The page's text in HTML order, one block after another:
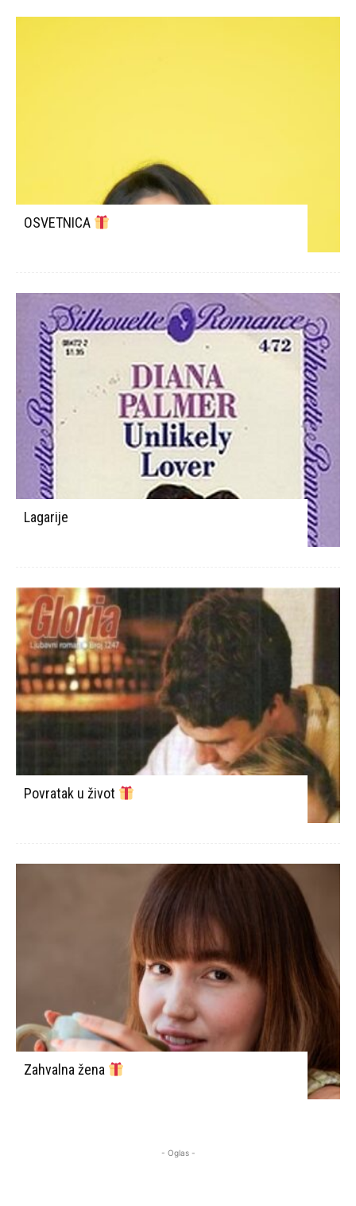
OSVETNICA
Lagarije
Povratak u život
Zahvalna žena
- Oglas -